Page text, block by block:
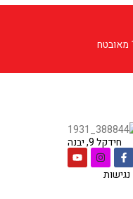
חידקל 9, יבנה
נגישות